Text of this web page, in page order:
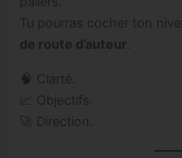
Tu pourras cocher ton
de route d’auteur
🧠 Clarté.
📈 Objectifs.
🚀 Direction.